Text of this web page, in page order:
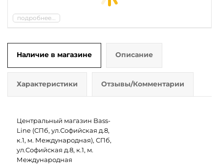
подробнее...
Наличие в магазине Описание
Характеристики Отзывы/Комментарии
Центральный магазин Bass-
Line (СПб, ул.Софийская д.8,
к.1, м. Международная), СПб,
ул.Софийская д.8, к.1, м.
Международная